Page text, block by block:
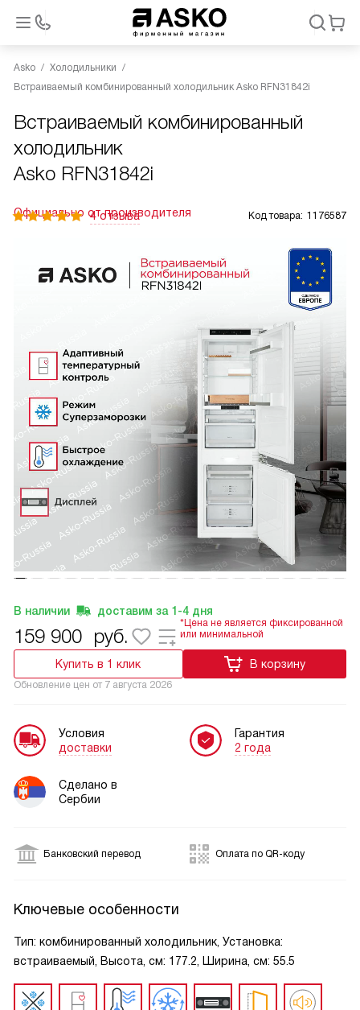
Asko
Холодильники
Встраиваемый комбинированный холодильник Asko RFN31842i
Встраиваемый комбинированный
холодильник
Asko RFN31842i
Официально от производителя
4 отзыва Код товара: 1176587
В наличии доставим за 1-4 дня
159 900 руб.
*Цена не является фиксированной
или минимальной
Купить в 1 клик В корзину
Обновление цен от 7 августа 2026
Условия
доставки
Гарантия
2 года
Сделано в
Сербии
Банковский перевод Оплата по QR-коду
Ключевые особенности
Тип: комбинированный холодильник, Установка:
встраиваемый, Высота, см: 177.2, Ширина, см: 55.5